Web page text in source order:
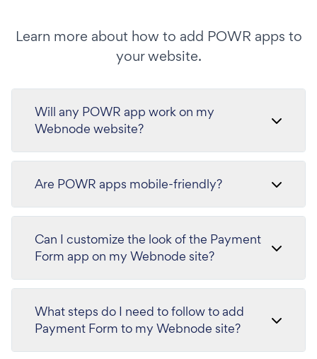
Learn more about how to add POWR apps to
your website.
Will any POWR app work on my
Webnode website?
Are POWR apps mobile-friendly?
Can I customize the look of the Payment
Form app on my Webnode site?
What steps do I need to follow to add
Payment Form to my Webnode site?